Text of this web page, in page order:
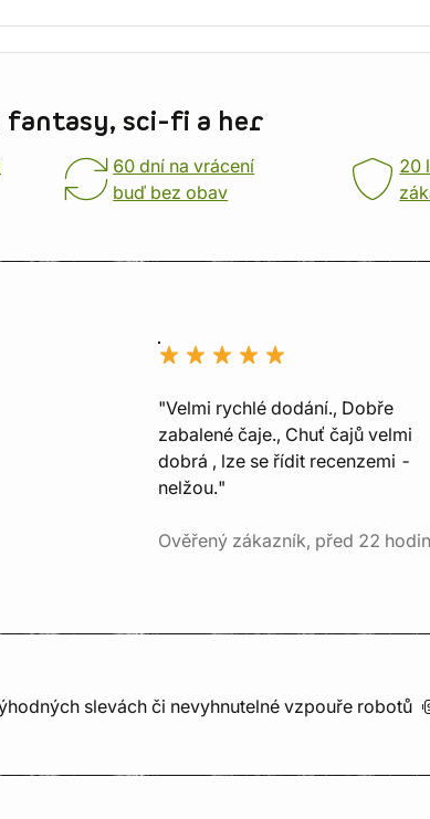
fantasy, sci-fi a her
60 dní na vrácení
buď bez obav
20
"Velmi rychlé dodání., Dobře
zabalené čaje., Chuť čajů velmi
dobrá , lze se řídit recenzemi -
nelžou."
Ověřený zákazník, před 22
slevách či nevyhnutelné vzpouře robotů